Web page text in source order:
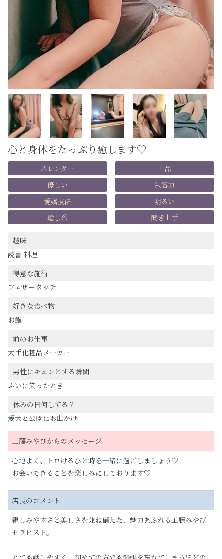
心と身体をたっぷり癒します♡
スレンダー
上品
優しい
包容力
愛嬌抜群
明るい
癒し系
聞き上手
趣味
読書 料理
得意な施術
フェザータッチ
好きな食べ物
お鮨
前のお仕事
大手化粧品メーカー
男性にキュンとする瞬間
ふいに笑ったとき
休みの日何してる？
愛犬と公園にお出かけ
工藤みやびからのメッセージ
心地よく、トロけるひと時を一緒に過ごしましょう♡
お会いできることを楽しみにしております♡
店長のコメント
親しみやすさと美しさを兼ね備えた、魅力あふれる工藤みやび
セラピスト。
とても話しやすく、初めての方でも緊張を忘れてしまうほどの